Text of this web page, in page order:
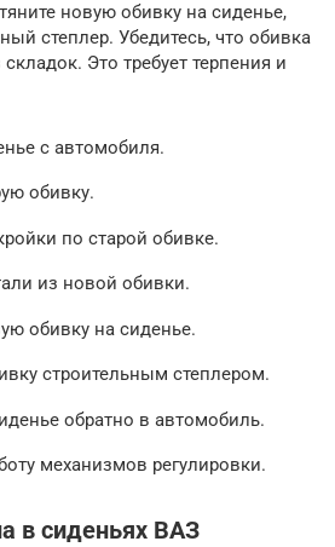
новую обивку на сиденье,
степлер. Убедитесь, что обивка
Это требует терпения и
с автомобиля.
обивку.
по старой обивке.
из новой обивки.
обивку на сиденье.
строительным степлером.
обратно в автомобиль.
механизмов регулировки.
в сиденьях ВАЗ